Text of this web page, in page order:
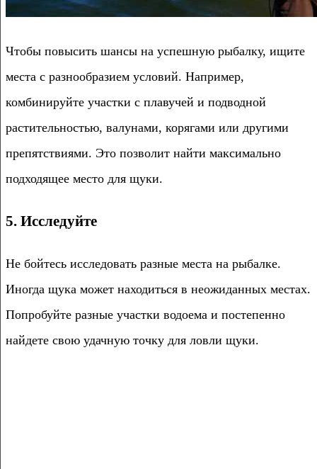
Чтобы повысить шансы на успешную рыбалку, ищите
места с разнообразием условий. Например,
комбинируйте участки с плавучей и подводной
растительностью, валунами, корягами или другими
препятствиями. Это позволит найти максимально
подходящее место для щуки.
5. Исследуйте
Не бойтесь исследовать разные места на рыбалке.
Иногда щука может находиться в неожиданных местах.
Попробуйте разные участки водоема и постепенно
найдете свою удачную точку для ловли щуки.